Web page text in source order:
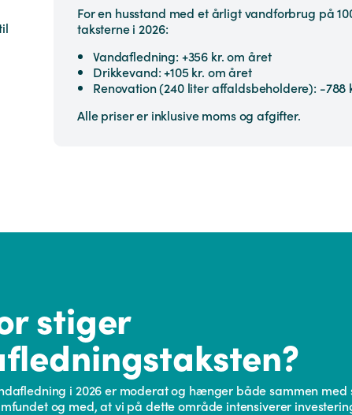
For en husstand med et årligt vandforbrug på
taksterne i 2026:
Vandafledning: +356 kr. om året
Drikkevand: +105 kr. om året
Renovation (240 liter affaldsbeholdere): -788
Alle priser er inklusive moms og afgifter.
stiger
i 2026 er moderat og hænger både sammen med
og med, at vi på dette område intensiverer